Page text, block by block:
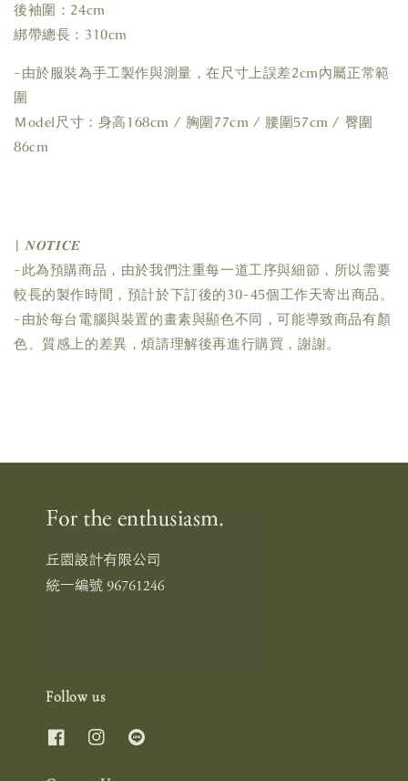
後袖圍：24cm
綁帶總長：310cm
-由於服裝為手工製作與測量，在尺寸上誤差2cm內屬正常範
圍
Ｍodel尺寸：身高168cm / 胸圍77cm / 腰圍57cm / 臀圍
86cm
| 𝑵𝑶𝑻𝑰𝑪𝑬
-此為預購商品，由於我們注重每一道工序與細節，所以需要
較長的製作時間，預計於下訂後的30-45個工作天寄出商品。
-由於每台電腦與裝置的畫素與顯色不同，可能導致商品有顏
色、質感上的差異，煩請理解後再進行購買，謝謝。
Follow us